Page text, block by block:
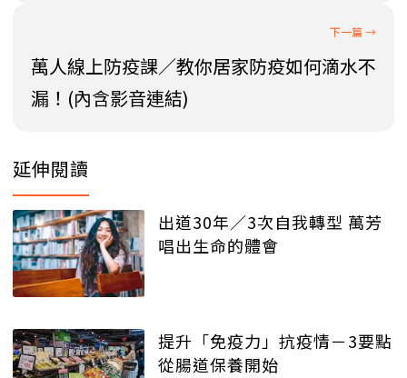
萬人線上防疫課／教你居家防疫如何滴水不
漏！(內含影音連結)
延伸閱讀
出道30年／3次自我轉型 萬芳
唱出生命的體會
提升「免疫力」抗疫情－3要點
從腸道保養開始